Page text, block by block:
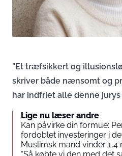
”Et træfsikkert og
skriver både nænsomt og
har indfriet alle denne jurys
Lige nu læser andre
Kan påvirke din formue:
fordoblet investeringer i
Muslimsk mand vinder